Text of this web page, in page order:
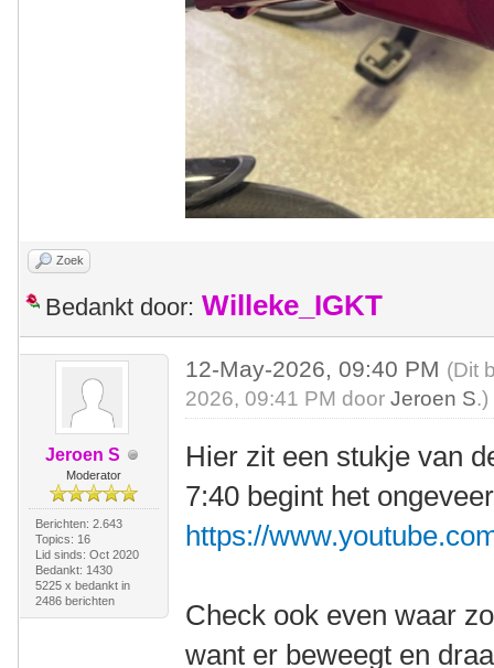
Zoek
Bedankt door: Willeke_IGKT
Jeroen S
Moderator
Berichten: 2.643
Topics: 16
Lid sinds: Oct 2020
Bedankt: 1430
5225 x bedankt in
2486 berichten
12-May-2026, 09:40 PM (Dit
2026, 09:41 PM doorJeroen S.)
Hier zit een stukje van
7:40 begint het
https://
Check ook even waar
want er beweegt en